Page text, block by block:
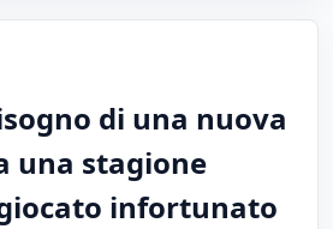
di una nuova
una stagione
infortunato